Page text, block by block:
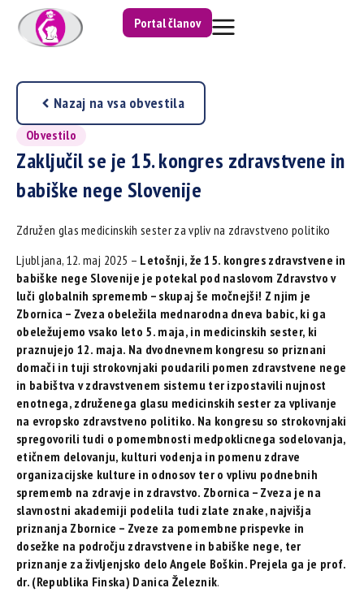
Portal članov
Nazaj na vsa obvestila
Obvestilo
Zaključil se je 15. kongres zdravstvene in
babiške nege Slovenije
Združen glas medicinskih sester za vpliv na zdravstveno politiko
Ljubljana, 12. maj 2025 – Letošnji, že 15. kongres zdravstvene in
babiške nege Slovenije je potekal pod naslovom Zdravstvo v
luči globalnih sprememb – skupaj še močnejši! Z njim je
Zbornica – Zveza obeležila mednarodna dneva babic, ki ga
obeležujemo vsako leto 5. maja, in medicinskih sester, ki
praznujejo 12. maja. Na dvodnevnem kongresu so priznani
domači in tuji strokovnjaki poudarili pomen zdravstvene nege
in babištva v zdravstvenem sistemu ter izpostavili nujnost
enotnega, združenega glasu medicinskih sester za vplivanje
na evropsko zdravstveno politiko. Na kongresu so strokovnjaki
spregovorili tudi o pomembnosti medpoklicnega sodelovanja,
etičnem delovanju, kulturi vodenja in pomenu zdrave
organizacijske kulture in odnosov ter o vplivu podnebnih
sprememb na zdravje in zdravstvo. Zbornica – Zveza je na
slavnostni akademiji podelila tudi zlate znake, najvišja
priznanja Zbornice – Zveze za pomembne prispevke in
dosežke na področju zdravstvene in babiške nege, ter
priznanje za življenjsko delo Angele Boškin. Prejela ga je prof.
dr. (Republika Finska) Danica Železnik.